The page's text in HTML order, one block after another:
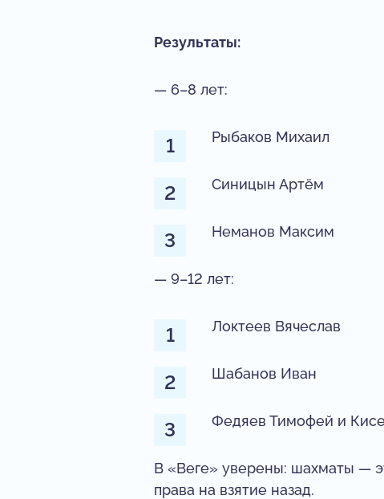
Результаты:
— 6–8 лет:
Рыбаков Михаил
Синицын Артём
Неманов Максим
— 9–12 лет:
Локтеев Вячеслав
Шабанов Иван
Федяев Тимофей и
В «Веге» уверены: шахматы —
права на взятие назад.